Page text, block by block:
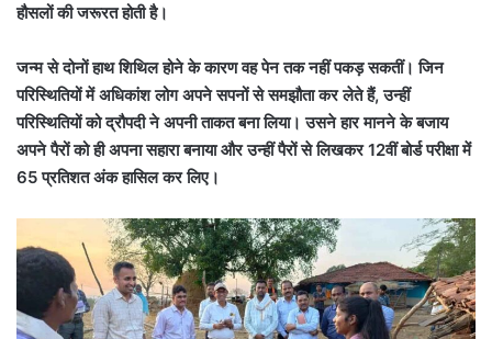
हौसलों की जरूरत होती है।
जन्म से दोनों हाथ शिथिल होने के कारण वह पेन तक नहीं पकड़ सकतीं। जिन
परिस्थितियों में अधिकांश लोग अपने सपनों से समझौता कर लेते हैं, उन्हीं
परिस्थितियों को द्रौपदी ने अपनी ताकत बना लिया। उसने हार मानने के बजाय
अपने पैरों को ही अपना सहारा बनाया और उन्हीं पैरों से लिखकर 12वीं बोर्ड परीक्षा में
65 प्रतिशत अंक हासिल कर लिए।